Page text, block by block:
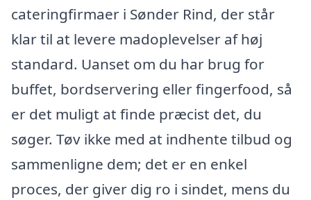
cateringfirmaer i Sønder Rind, der står
klar til at levere madoplevelser af høj
standard. Uanset om du har brug for
buffet, bordservering eller fingerfood, så
er det muligt at finde præcist det, du
søger. Tøv ikke med at indhente tilbud og
sammenligne dem; det er en enkel
proces, der giver dig ro i sindet, mens du